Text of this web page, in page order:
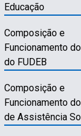
Educação
Composição e
Funcionamento
do FUDEB
Composição e
Funcionamento
de Assistência